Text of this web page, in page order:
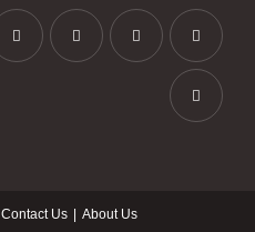
About Us
Contact Us